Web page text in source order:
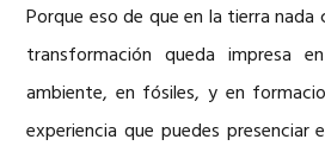
Porque eso de que en la tierra nada
transformación queda impresa
ambiente, en fósiles, y en
experiencia que puedes